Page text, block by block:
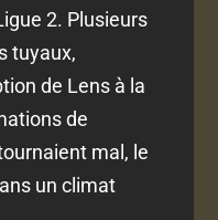
2. Plusieurs
tuyaux,
de Lens à la
de
mal, le
un climat